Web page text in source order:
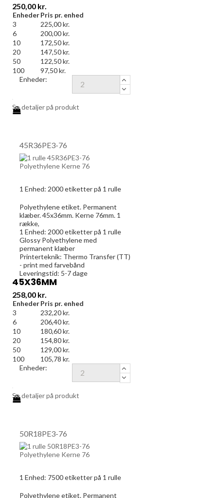
Pris
250,00 kr.
EnhederPris pr. enhed
3
225,00 kr.
6
200,00 kr.
10
172,50 kr.
20
147,50 kr.
50
122,50 kr.
100
97,50 kr.
Enheder:
Se detaljer på produkt
45R36PE3-76
1 Enhed: 2000etiketter på 1 rulle
Polyethylene etiket. Permanent
klæber. 45x36mm. Kerne 76mm. 1
række,
1 Enhed: 2000etiketter på 1 rulle
Glossy Polyethylene med
permanent klæber
Printerteknik: Thermo Transfer (TT)
- print med farvebånd
Leveringstid: 5-7 dage
45X36MM
Pris
258,00 kr.
EnhederPris pr. enhed
3
232,20 kr.
6
206,40 kr.
10
180,60 kr.
20
154,80 kr.
50
129,00 kr.
100
105,78 kr.
Enheder:
Se detaljer på produkt
50R18PE3-76
1 Enhed: 7500etiketter på 1 rulle
Polyethylene etiket. Permanent